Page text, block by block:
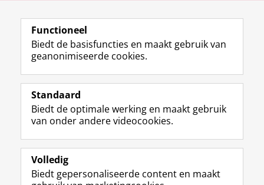
Volg de RUG
F
a
e
b
o
p
a
L
i
k
e
I
-
p
R
S
-
f
e
R
i
I
n
t
r
m
-
Y
o
T
e
k
a
Studiekiezers
Alumni
Over ons
Functioneel
Biedt de basisfuncties en maakt gebruik van
geanonimiseerde cookies.
Standaard
Biedt de optimale werking en maakt gebruik
van onder andere videocookies.
Volledig
Biedt gepersonaliseerde content en maakt